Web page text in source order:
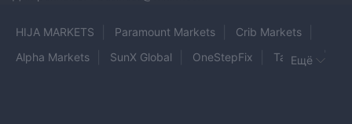
HIJA MARKETS Paramount Markets
Crib Markets
Alpha Markets
SunX Global OneStepFix
Tattvam
Ещё